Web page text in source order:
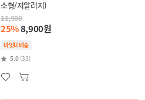
소형/저알러지)
11,900
25%8,900원
바잇미배송
5.0 (33)